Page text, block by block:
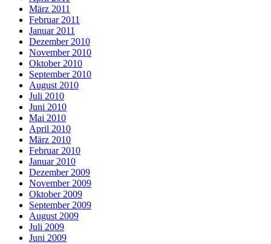
März 2011
Februar 2011
Januar 2011
Dezember 2010
November 2010
Oktober 2010
September 2010
August 2010
Juli 2010
Juni 2010
Mai 2010
April 2010
März 2010
Februar 2010
Januar 2010
Dezember 2009
November 2009
Oktober 2009
September 2009
August 2009
Juli 2009
Juni 2009